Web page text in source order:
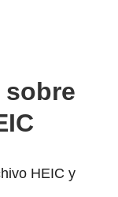
HEIC y